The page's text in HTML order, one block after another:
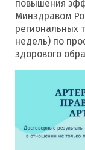
повышения
Минздравом
региональных
недель) по
здорового